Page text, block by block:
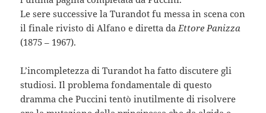
Le sere successive la Turandot fu messa in scena con
il finale rivisto di Alfano e diretta da Ettore Panizza
(1875 – 1967).
L’incompletezza di Turandot ha fatto discutere gli
studiosi. Il problema fondamentale di questo
dramma che Puccini tentò inutilmente di risolvere